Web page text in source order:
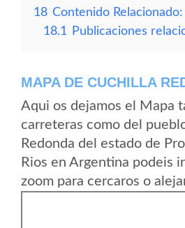
18 Contenido Relacionado:
18.1
Publicaciones
MAPA DE CUCHILLA
Aqui os dejamos el Mapa
carreteras como del
Redonda del estado de
Rios en Argentina podeis
zoom para cercaros o